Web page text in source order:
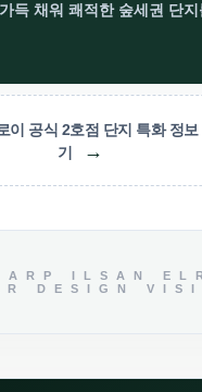
득 채워 쾌적한 숲세권 단지
이 공식 2호점 단지 특화 정보
기
→
ILSAN
DESIGN